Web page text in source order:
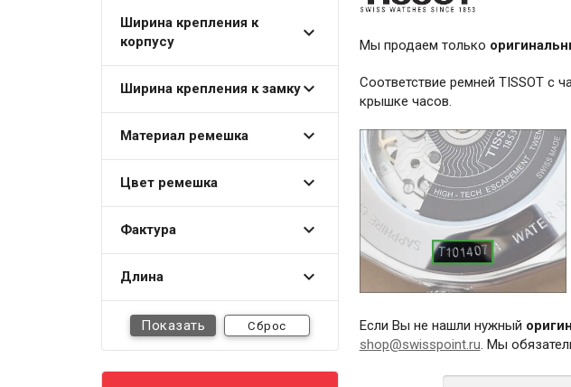
Ширина крепления к
корпусу
Ширина крепления к замку
Материал ремешка
Цвет ремешка
Фактура
Длина
Сброс
Мы продаем только
Соответствие ремней TISSOT с
крышке часов.
Если Вы не нашли нужный
shop@swisspoint.ru. Мы